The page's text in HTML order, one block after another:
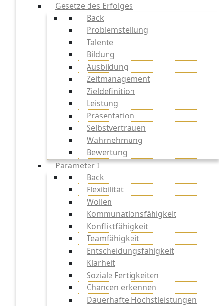
Gesetze des Erfolges
Back
Problemstellung
Talente
Bildung
Ausbildung
Zeitmanagement
Zieldefinition
Leistung
Präsentation
Selbstvertrauen
Wahrnehmung
Bewertung
Parameter I
Back
Flexibilität
Wollen
Kommunationsfähigkeit
Konfliktfähigkeit
Teamfähigkeit
Entscheidungsfähigkeit
Klarheit
Soziale Fertigkeiten
Chancen erkennen
Dauerhafte Höchstleistungen